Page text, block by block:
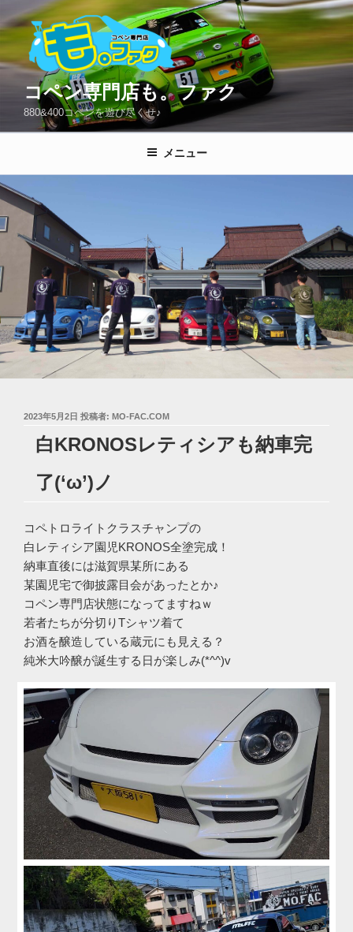
ン
テ
ン
プ
コペン専門店も。ファク
880&400コペンを遊び尽くせ♪
メニュー
投
2023年5月2日 投稿者: MO-FAC.COM
白KRONOSレティシアも納車完
了(‘ω’)ノ
コペトロライトクラスチャンプの
白レティシア園児KRONOS全塗完成！
納車直後には滋賀県某所にある
某園児宅で御披露目会があったとか♪
コペン専門店状態になってますねｗ
若者たちが分切りTシャツ着て
お酒を醸造している蔵元にも見える？
純米大吟醸が誕生する日が楽しみ(*^^)v